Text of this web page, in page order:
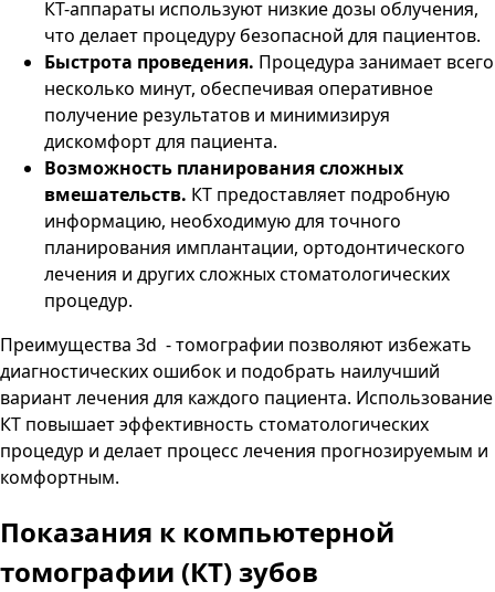
КТ-аппараты используют низкие дозы облучения,
что делает процедуру безопасной для пациентов.
Быстрота проведения. Процедура занимает всего
несколько минут, обеспечивая оперативное
получение результатов и минимизируя
дискомфорт для пациента.
Возможность планирования сложных
вмешательств. КТ предоставляет подробную
информацию, необходимую для точного
планирования имплантации, ортодонтического
лечения и других сложных стоматологических
процедур.
Преимущества 3d - томографии позволяют избежать
диагностических ошибок и подобрать наилучший
вариант лечения для каждого пациента. Использование
КТ повышает эффективность стоматологических
процедур и делает процесс лечения прогнозируемым и
комфортным.
Показания к компьютерной
томографии (КТ) зубов